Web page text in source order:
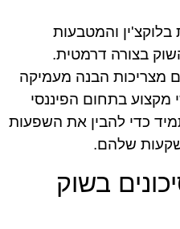
בלוקצ'ין והמטבעות
בצורה דרמטית.
מצריכות הבנה מעמיקה
מקצוע בתחום הפיננסי
כדי להבין את השפעות
שלהם.
בשוק